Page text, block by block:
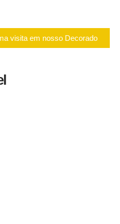
visita em nosso Decorado